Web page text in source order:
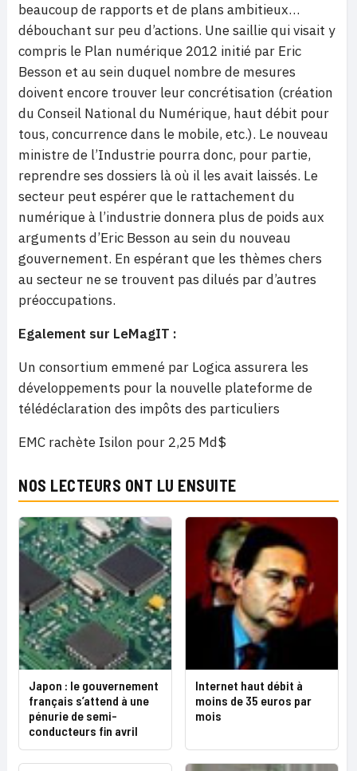
beaucoup de rapports et de plans ambitieux…
débouchant sur peu d’actions. Une saillie qui visait y
compris le Plan numérique 2012 initié par Eric
Besson et au sein duquel nombre de mesures
doivent encore trouver leur concrétisation (création
du Conseil National du Numérique, haut débit pour
tous, concurrence dans le mobile, etc.). Le nouveau
ministre de l’Industrie pourra donc, pour partie,
reprendre ses dossiers là où il les avait laissés. Le
secteur peut espérer que le rattachement du
numérique à l’industrie donnera plus de poids aux
arguments d’Eric Besson au sein du nouveau
gouvernement. En espérant que les thèmes chers
au secteur ne se trouvent pas dilués par d’autres
préoccupations.
Egalement sur LeMagIT :
Un consortium emmené par Logica assurera les
développements pour la nouvelle plateforme de
télédéclaration des impôts des particuliers
EMC rachète Isilon pour 2,25 Md$
NOS LECTEURS ONT LU ENSUITE
Japon : le gouvernement
français s’attend à une
pénurie de semi-
conducteurs fin avril
Internet haut débit à
moins de 35 euros par
mois